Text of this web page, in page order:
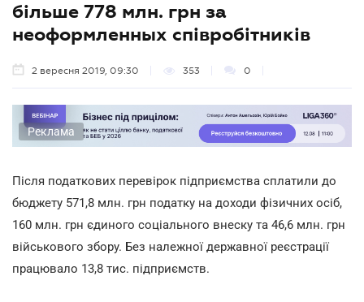
більше 778 млн. грн за
неоформленных співробітників
2 вересня 2019, 09:30 353 0
Реклама
Після податкових перевірок підприємства сплатили до
бюджету 571,8 млн. грн податку на доходи фізичних осіб,
160 млн. грн єдиного соціального внеску та 46,6 млн. грн
військового збору. Без належної державної реєстрації
працювало 13,8 тис. підприємств.